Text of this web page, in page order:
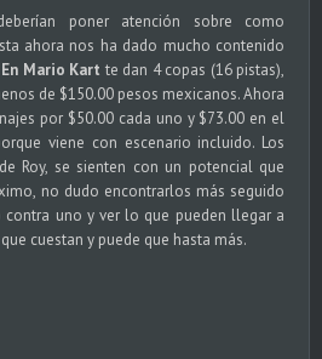
poner atención sobre como
ahora nos ha dado mucho contenido
En Mario Kart te dan 4 copas (16 pistas),
de $150.00 pesos mexicanos. Ahora
por $50.00 cada uno y $73.00 en el
viene con escenario incluido. Los
Roy, se sienten con un potencial que
no dudo encontrarlos más seguido
uno y ver lo que pueden llegar a
cuestan y puede que hasta más.